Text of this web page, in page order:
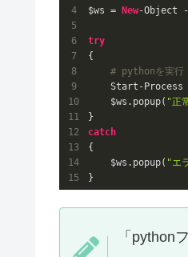
$ws = New-Object -
try
{
# pythonを実行
Start-Process
    $ws.popup(
"正
catch
{
    $ws.popup(
"エ
}
「python